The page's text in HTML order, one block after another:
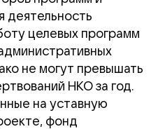
деятельность
целевых программ
не могут превышать
НКО за год.
на уставную
фонд